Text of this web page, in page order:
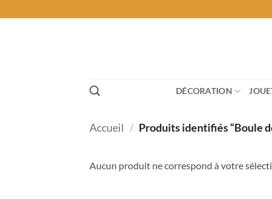
au
DÉCORATION
Accueil / Produits identifiés “Boule
Aucun produit ne correspond à votre